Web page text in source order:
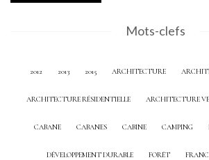
Mots-clefs
2012 2013 2015 ARCHITECTURE
ARCHITECTURE RÉSIDENTIELLE ARCHITECTURE
CABANE CABANES CABINE CAMPING
DÉVELOPPEMENT DURABLE FORÊT